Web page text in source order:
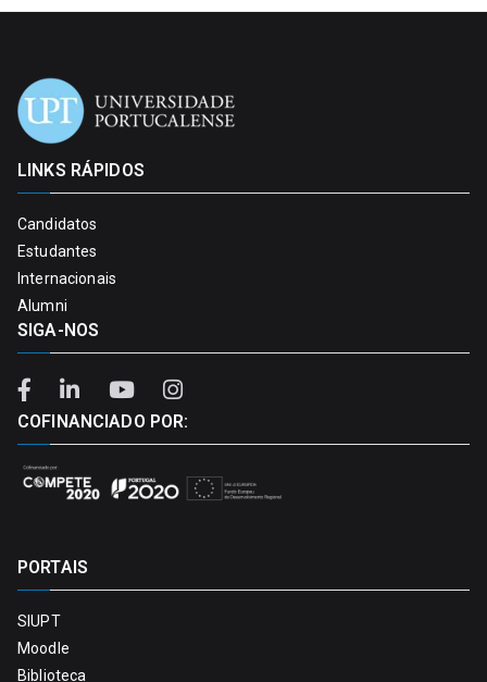
LINKS RÁPIDOS
Candidatos
Estudantes
Internacionais
Alumni
SIGA-NOS
COFINANCIADO POR:
PORTAIS
SIUPT
Moodle
Biblioteca